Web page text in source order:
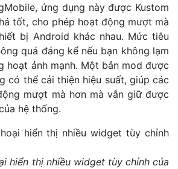
ứng dụng này được Kustom
tốt, cho phép hoạt động mượt mà
bị Android khác nhau. Mức tiêu
quá đáng kể nếu bạn không lạm
hoạt ảnh mạnh. Một bản mod được
có thể cải thiện hiệu suất, giúp các
mượt mà hơn mà vẫn giữ được
hệ thống.
hiển thị nhiều widget tùy chỉnh của